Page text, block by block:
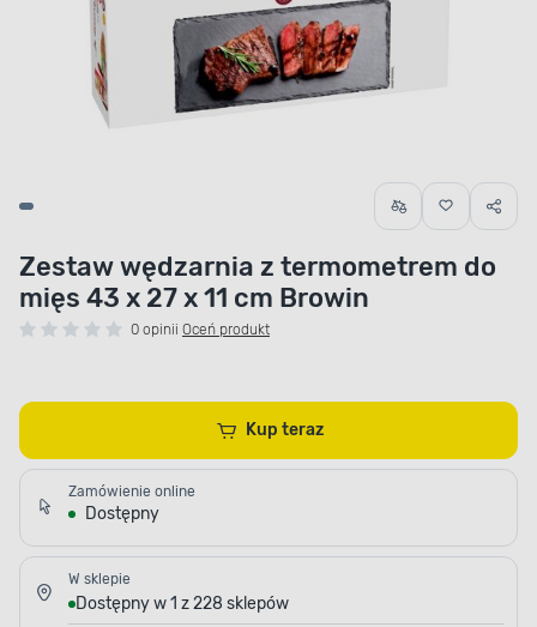
Zestaw wędzarnia z termometrem do
mięs 43 x 27 x 11 cm Browin
0 opinii Oceń produkt
Kup teraz
Zamówienie online
Dostępny
W sklepie
Dostępny w 1 z 228 sklepów